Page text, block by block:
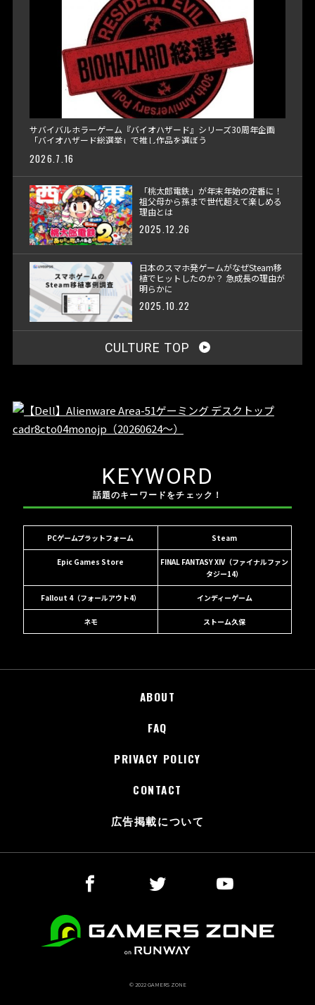
サバイバルホラーゲーム『バイオハザード』シリーズ30周年企画
「バイオハザード総選挙」で推し作品を選ぼう
2026.7.16
「桃太郎電鉄」が年末年始の定番に！
祖父母から孫まで世代超えて楽しめる
理由とは
2025.12.26
日本のスマホ発ゲームがなぜSteam移
植でヒットしたのか？ 急成長の理由が
明らかに
2025.10.22
CULTURE TOP
KEYWORD
話題のキーワードをチェック！
PCゲームプラットフォーム Steam
Epic Games Store
FINAL FANTASY XIV（ファイナルファン
タジー14）
Fallout 4（フォールアウト4） インディーゲーム
ネモ ストーム久保
ABOUT
FAQ
PRIVACY POLICY
CONTACT
広告掲載について
© 2022 GAMERS ZONE